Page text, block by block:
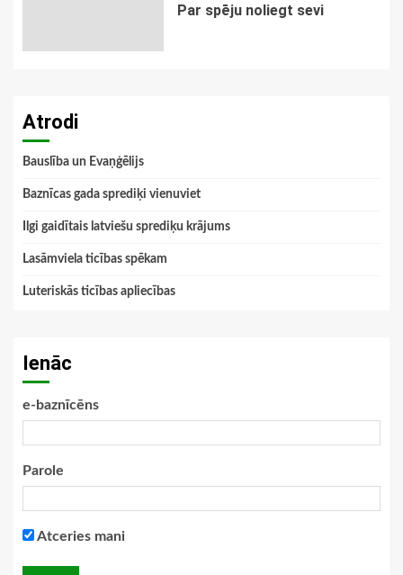
Par spēju noliegt sevi
Atrodi
Bauslība un Evaņģēlijs
Baznīcas gada sprediķi vienuviet
Ilgi gaidītais latviešu sprediķu krājums
Lasāmviela ticības spēkam
Luteriskās ticības apliecības
Ienāc
e-baznīcēns
Parole
Atceries mani